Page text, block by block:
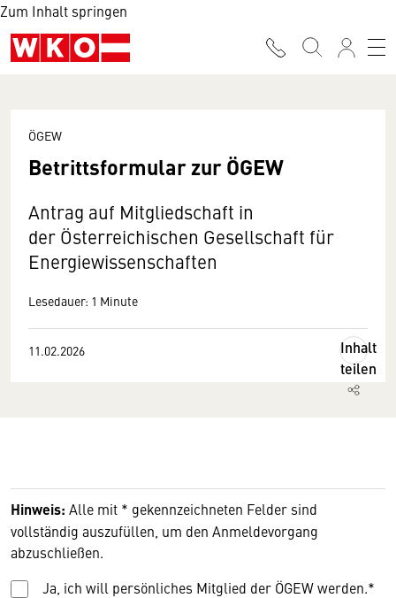
Zum Inhalt springen
ÖGEW
Betrittsformular zur ÖGEW
Antrag auf Mitgliedschaft in
der Österreichischen Gesellschaft für
Energiewissenschaften
Lesedauer: 1 Minute
11.02.2026
Inhalt
teilen
Hinweis: Alle mit * gekennzeichneten Felder sind
vollständig auszufüllen, um den Anmeldevorgang
abzuschließen.
Ja, ich will persönliches Mitglied der ÖGEW werden.*